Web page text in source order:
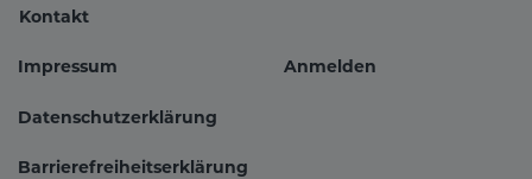
Kontakt
Fußbereichsmenü
Impressum
Datenschutzerklärung
Barrierefreiheitserklärung
Anmelden